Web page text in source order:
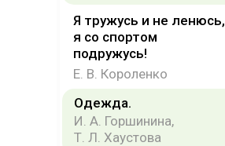
Я тружусь и не ленюсь,
я со спортом
подружусь!
Е. В. Короленко
Одежда.
И. А. Горшинина,
Т. Л. Хаустова